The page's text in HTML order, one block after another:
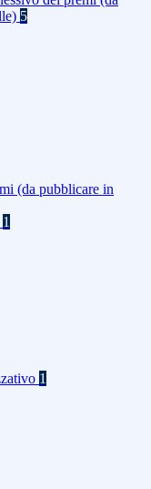
5
(da pubblicare in
1
1